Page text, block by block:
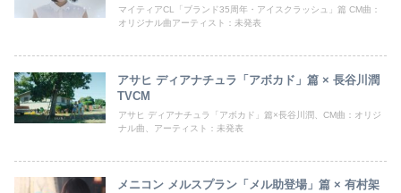
マイティアCL「ブランド35周年・アイスクラッシュ」篇 CM曲：
オリジナル曲アーティスト：未発表
アサヒ ディアナチュラ「アボカド」篇 × 長谷川潤
TVCM
アサヒ ディアナチュラ「アボカド」篇×長谷川潤、CM曲：オリジ
ナル曲、アーティスト：未発表
メニコン メルスプラン「メル助登場」篇 × 有村架